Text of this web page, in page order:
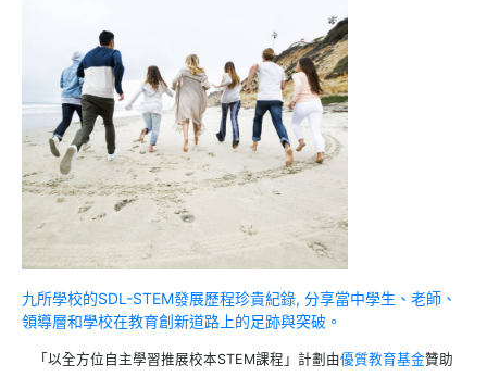
九所學校的SDL-STEM發展歷程珍貴紀錄, 分享當中學生、老師、
領導層和學校在教育創新道路上的足跡與突破。
「以全方位自主學習推展校本STEM課程」計劃由優質教育基金贊助